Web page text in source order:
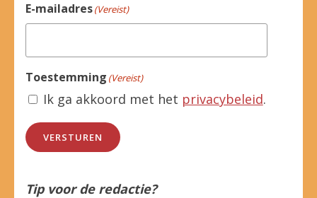
E-mailadres(Vereist)
Toestemming (Vereist)
Ik ga akkoord met het privacybeleid.
VERSTUREN
Tip voor de redactie?